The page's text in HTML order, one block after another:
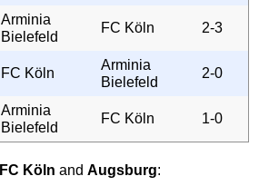
Arminia
Bielefeld
FC Köln 2-3
FC Köln
Arminia
Bielefeld
2-0
Arminia
Bielefeld
FC Köln 1-0
FC Köln and Augsburg: